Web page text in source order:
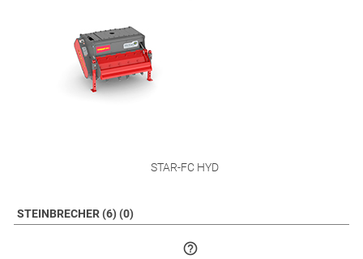
STAR-FC HYD
STEINBRECHER (6) (0)